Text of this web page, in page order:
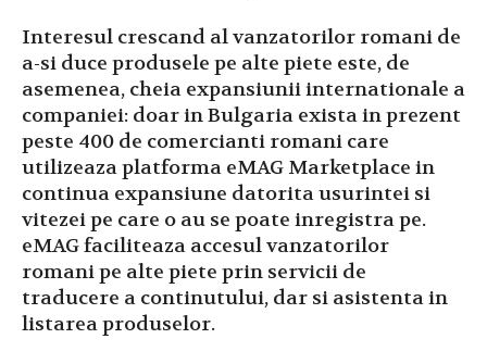
Interesul crescand al vanzatorilor romani de
a-si duce produsele pe alte piete este, de
asemenea, cheia expansiunii internationale a
companiei: doar in Bulgaria exista in prezent
peste 400 de comercianti romani care
utilizeaza platforma eMAG Marketplace in
continua expansiune datorita usurintei si
vitezei pe care o au se poate inregistra pe.
eMAG faciliteaza accesul vanzatorilor
romani pe alte piete prin servicii de
traducere a continutului, dar si asistenta in
listarea produselor.